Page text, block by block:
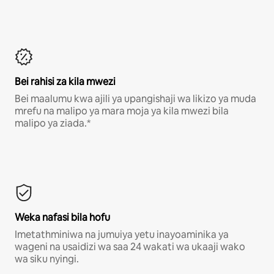
Bei rahisi za kila mwezi
Bei maalumu kwa ajili ya upangishaji wa likizo ya muda
mrefu na malipo ya mara moja ya kila mwezi bila
malipo ya ziada.*
Weka nafasi bila hofu
Imetathminiwa na jumuiya yetu inayoaminika ya
wageni na usaidizi wa saa 24 wakati wa ukaaji wako
wa siku nyingi.